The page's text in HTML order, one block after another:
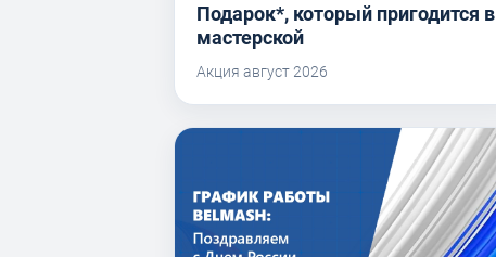
Подарок*, который пригодится в
мастерской
Акция август 2026